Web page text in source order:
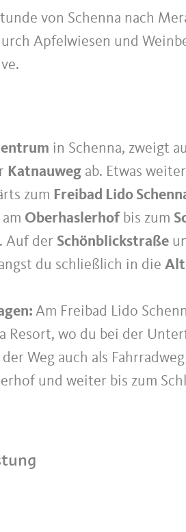
von Schenna nach
Apfelwiesen und
in Schenna, zweigt
Katnauweg ab. Etwas
zum Freibad Lido
Oberhaslerhof bis zum
Auf der Schönblickstraße
du schließlich in die
Am Freibad Lido
Resort, wo du bei der
Weg auch als
und weiter bis zum